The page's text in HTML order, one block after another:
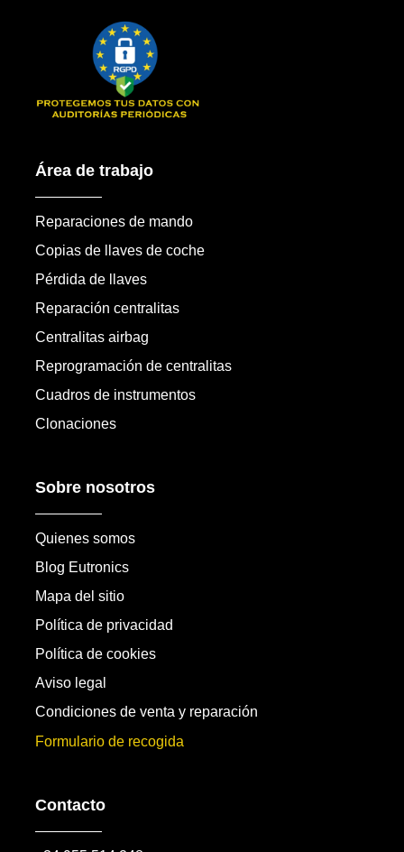
Área de trabajo
Reparaciones de mando
Copias de llaves de coche
Pérdida de llaves
Reparación centralitas
Centralitas airbag
Reprogramación de centralitas
Cuadros de instrumentos
Clonaciones
Sobre nosotros
Quienes somos
Blog Eutronics
Mapa del sitio
Política de privacidad
Política de cookies
Aviso legal
Condiciones de venta y reparación
Formulario de recogida
Contacto